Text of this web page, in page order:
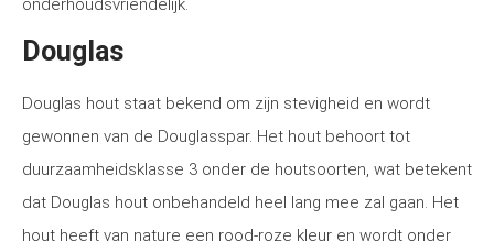
onderhoudsvriendelijk.
Douglas
Douglas hout staat bekend om zijn stevigheid en wordt
gewonnen van de Douglasspar. Het hout behoort tot
duurzaamheidsklasse 3 onder de houtsoorten, wat betekent
dat Douglas hout onbehandeld heel lang mee zal gaan. Het
hout heeft van nature een rood-roze kleur en wordt onder